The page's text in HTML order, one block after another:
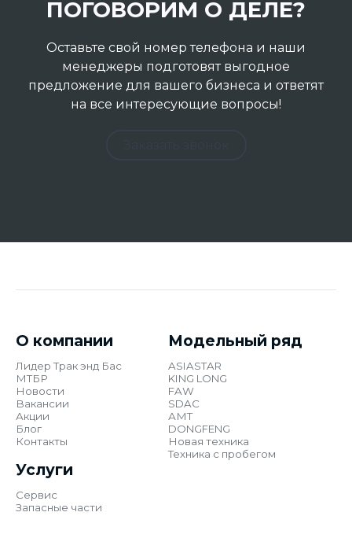
ПОГОВОРИМ О ДЕЛЕ?
Оставьте свой номер телефона и наши
менеджеры подготовят выгодное
предложение для вашего бизнеса и ответят
на все интересующие вопросы!
О компании
Лидер Трак энд Бас
МТБР
Новости
Вакансии
Акции
Блог
Контакты
Модельный ряд
ASIASTAR
KING LONG
FAW
SDAC
АМТ
DONGFENG
Новая техника
Техника с пробегом
Услуги
Сервис
Запасные части